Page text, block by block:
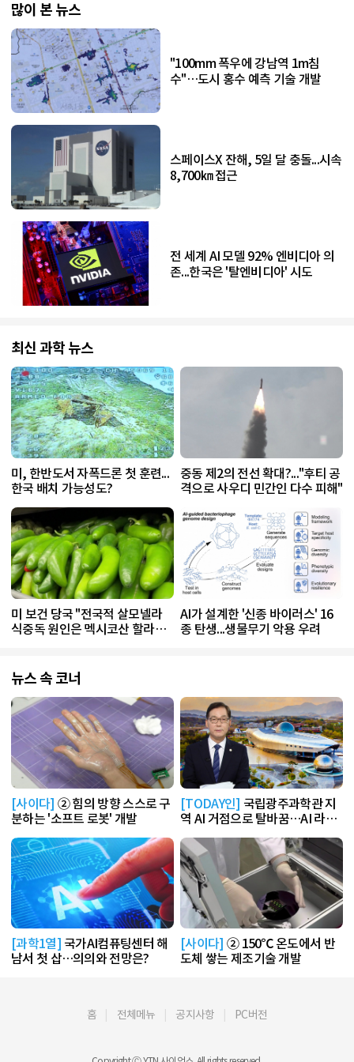
많이 본 뉴스
"100mm 폭우에 강남역 1m침
수"…도시 홍수 예측 기술 개발
스페이스X 잔해, 5일 달 충돌...시속
8,700㎞ 접근
전 세계 AI 모델 92% 엔비디아 의
존...한국은 '탈엔비디아' 시도
최신 과학 뉴스
미, 한반도서 자폭드론 첫 훈련...
한국 배치 가능성도?
중동 제2의 전선 확대?..."후티 공
격으로 사우디 민간인 다수 피해"
미 보건 당국 "전국적 살모넬라
식중독 원인은 멕시코산 할라피
AI가 설계한 '신종 바이러스' 16
종 탄생...생물무기 악용 우려
뉴스 속 코너
[사이다] ② 힘의 방향 스스로 구
분하는 '소프트 로봇' 개발
[TODAY인] 국립광주과학관 지
역 AI 거점으로 탈바꿈…AI 라운
[과학1열] 국가AI컴퓨팅센터 해
남서 첫 삽…의의와 전망은?
[사이다] ② 150℃ 온도에서 반
도체 쌓는 제조기술 개발
홈 전체메뉴 공지사항 PC버전